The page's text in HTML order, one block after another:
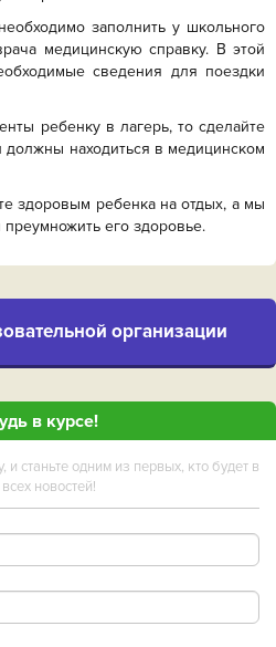
заполнить у школьного
медицинскую справку. В этой
сведения для поездки
ребенку в лагерь, то сделайте
должны находиться в медицинском
здоровым ребенка на отдых, а мы
его здоровье.
организации
в курсе!
станьте одним из первых, кто будет в
новостей!